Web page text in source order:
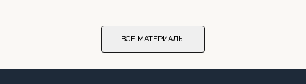
ВСЕ МАТЕРИАЛЫ